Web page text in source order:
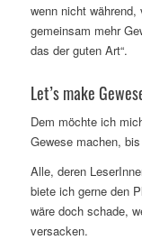
wenn nicht
gemeinsam mehr
das der guten Art“.
Let’s make
Dem möchte ich
Gewese machen,
Alle, deren
biete ich gerne den
wäre doch schade,
versacken.